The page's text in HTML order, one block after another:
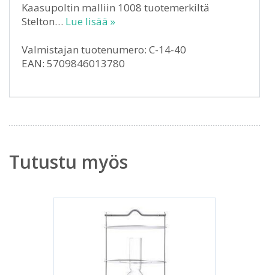
Kaasupoltin malliin 1008 tuotemerkiltä
Stelton… Lue lisää »
Valmistajan tuotenumero: C-14-40
EAN: 5709846013780
Tutustu myös